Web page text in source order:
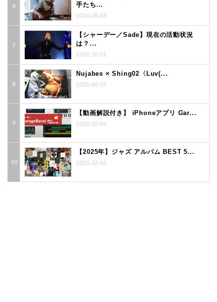
手たち...
2026.08.04
【シャーデー／Sade】現在の活動状況
は？...
2020.10.01
Nujabes × Shing02〈Luv(...
2020.06.05
【動画解説付き】 iPhoneアプリ Gar...
2020.10.09
【2025年】ジャズ アルバム BEST 5...
2025.12.26